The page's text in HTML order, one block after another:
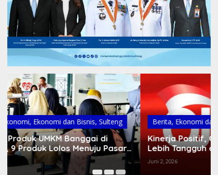
Berita,Ekonomi dan Keuangan,Nasional
Kinerja Positif, OJK Dorong BPR/BPRS Jadi
Lebih Tangguh dan Dekat dengan Masyarakat
Juni 2, 2026